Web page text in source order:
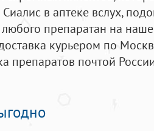
в аптеке вслух,
препаратан на
курьером по
препаратов почтой